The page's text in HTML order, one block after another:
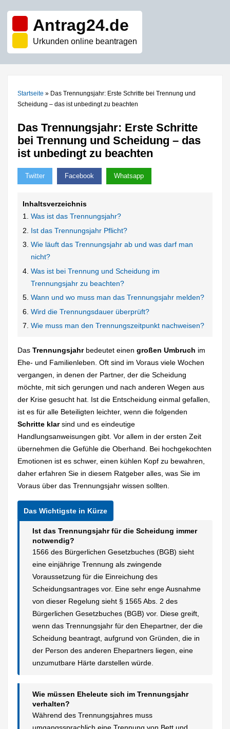
Antrag24.de
Urkunden online beantragen
Startseite » Das Trennungsjahr: Erste Schritte bei Trennung und
Scheidung – das ist unbedingt zu beachten
Das Trennungsjahr: Erste Schritte
bei Trennung und Scheidung – das
ist unbedingt zu beachten
Twitter Facebook Whatsapp
Inhaltsverzeichnis
Was ist das Trennungsjahr?
Ist das Trennungsjahr Pflicht?
Wie läuft das Trennungsjahr ab und was darf man
nicht?
Was ist bei Trennung und Scheidung im
Trennungsjahr zu beachten?
Wann und wo muss man das Trennungsjahr melden?
Wird die Trennungsdauer überprüft?
Wie muss man den Trennungszeitpunkt nachweisen?
DasTrennungsjahrbedeutet einengroßen Umbruch im
Ehe- und Familienleben. Oft sind im Voraus viele Wochen
vergangen, in denen der Partner, der die Scheidung
möchte, mit sich gerungen und nach anderen Wegen aus
der Krise gesucht hat. Ist die Entscheidung einmal gefallen,
ist es für alle Beteiligten leichter, wenn die folgenden
Schritte klarsind und es eindeutige
Handlungsanweisungen gibt. Vor allem in der ersten Zeit
übernehmen die Gefühle die Oberhand. Bei hochgekochten
Emotionen ist es schwer, einen kühlen Kopf zu bewahren,
daher erfahren Sie in diesem Ratgeber alles, was Sie im
Voraus über das Trennungsjahr wissen sollten.
Ist das Trennungsjahr für die Scheidung immer
notwendig?
1566 des Bürgerlichen Gesetzbuches (BGB) sieht
eine einjährige Trennung als zwingende
Voraussetzung für die Einreichung des
Scheidungsantrages vor. Eine sehr enge Ausnahme
von dieser Regelung sieht § 1565 Abs. 2 des
Bürgerlichen Gesetzbuches (BGB) vor. Diese greift,
wenn das Trennungsjahr für den Ehepartner, der die
Scheidung beantragt, aufgrund von Gründen, die in
der Person des anderen Ehepartners liegen, eine
unzumutbare Härte darstellen würde.
Wie müssen Eheleute sich im Trennungsjahr
verhalten?
Während des Trennungsjahres muss